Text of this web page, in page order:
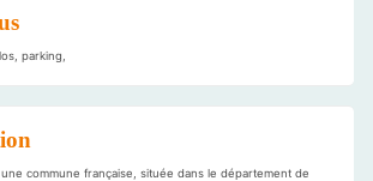
parking,
commune française, située dans le département de